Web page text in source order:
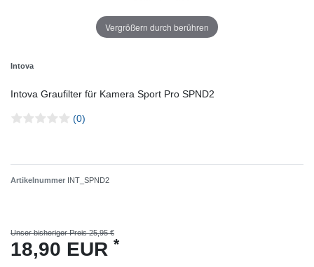
Vergrößern durch berühren
Intova
Intova Graufilter für Kamera Sport Pro SPND2
(0)
Artikelnummer INT_SPND2
Unser bisheriger Preis 25,95 €
18,90 EUR *